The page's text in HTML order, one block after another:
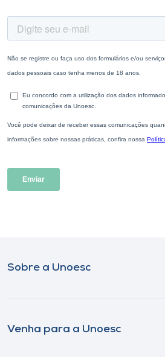
Sobre a Unoesc
Venha para a Unoesc